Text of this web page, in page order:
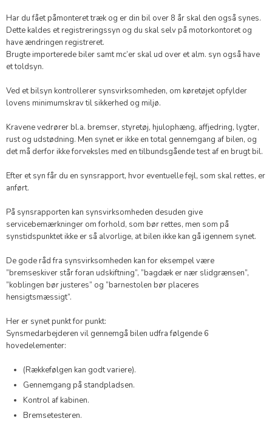
Har du fået påmonteret træk og er din bil over 8 år skal den også synes.
Dette kaldes et registreringssyn og du skal selv på motorkontoret og
have ændringen registreret.
Brugte importerede biler samt mc’er skal ud over et alm. syn også have
et toldsyn.
Ved et bilsyn kontrollerer synsvirksomheden, om køretøjet opfylder
lovens minimumskrav til sikkerhed og miljø.
Kravene vedrører bl.a. bremser, styretøj, hjulophæng, affjedring, lygter,
rust og udstødning. Men synet er ikke en total gennemgang af bilen, og
det må derfor ikke forveksles med en tilbundsgående test af en brugt bil.
Efter et syn får du en synsrapport, hvor eventuelle fejl, som skal rettes, er
anført.
På synsrapporten kan synsvirksomheden desuden give
servicebemærkninger om forhold, som bør rettes, men som på
synstidspunktet ikke er så alvorlige, at bilen ikke kan gå igennem synet.​
​De gode råd fra synsvirksomheden kan for eksempel være
”bremseskiver står foran udskiftning”, ”bagdæk er nær slidgrænsen”,
”koblingen bør justeres” og ”barnestolen bør placeres
hensigtsmæssigt”.
Her er synet punkt for punkt:
Synsmedarbejderen vil gennemgå bilen udfra følgende 6
hovedelementer:
(Rækkefølgen kan godt variere).
Gennemgang på standpladsen.
Kontrol af kabinen.
Bremsetesteren.